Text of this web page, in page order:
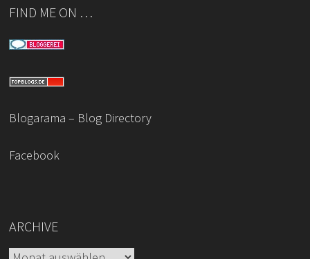
FIND ME ON …
Blogarama – Blog Directory
Facebook
ARCHIVE